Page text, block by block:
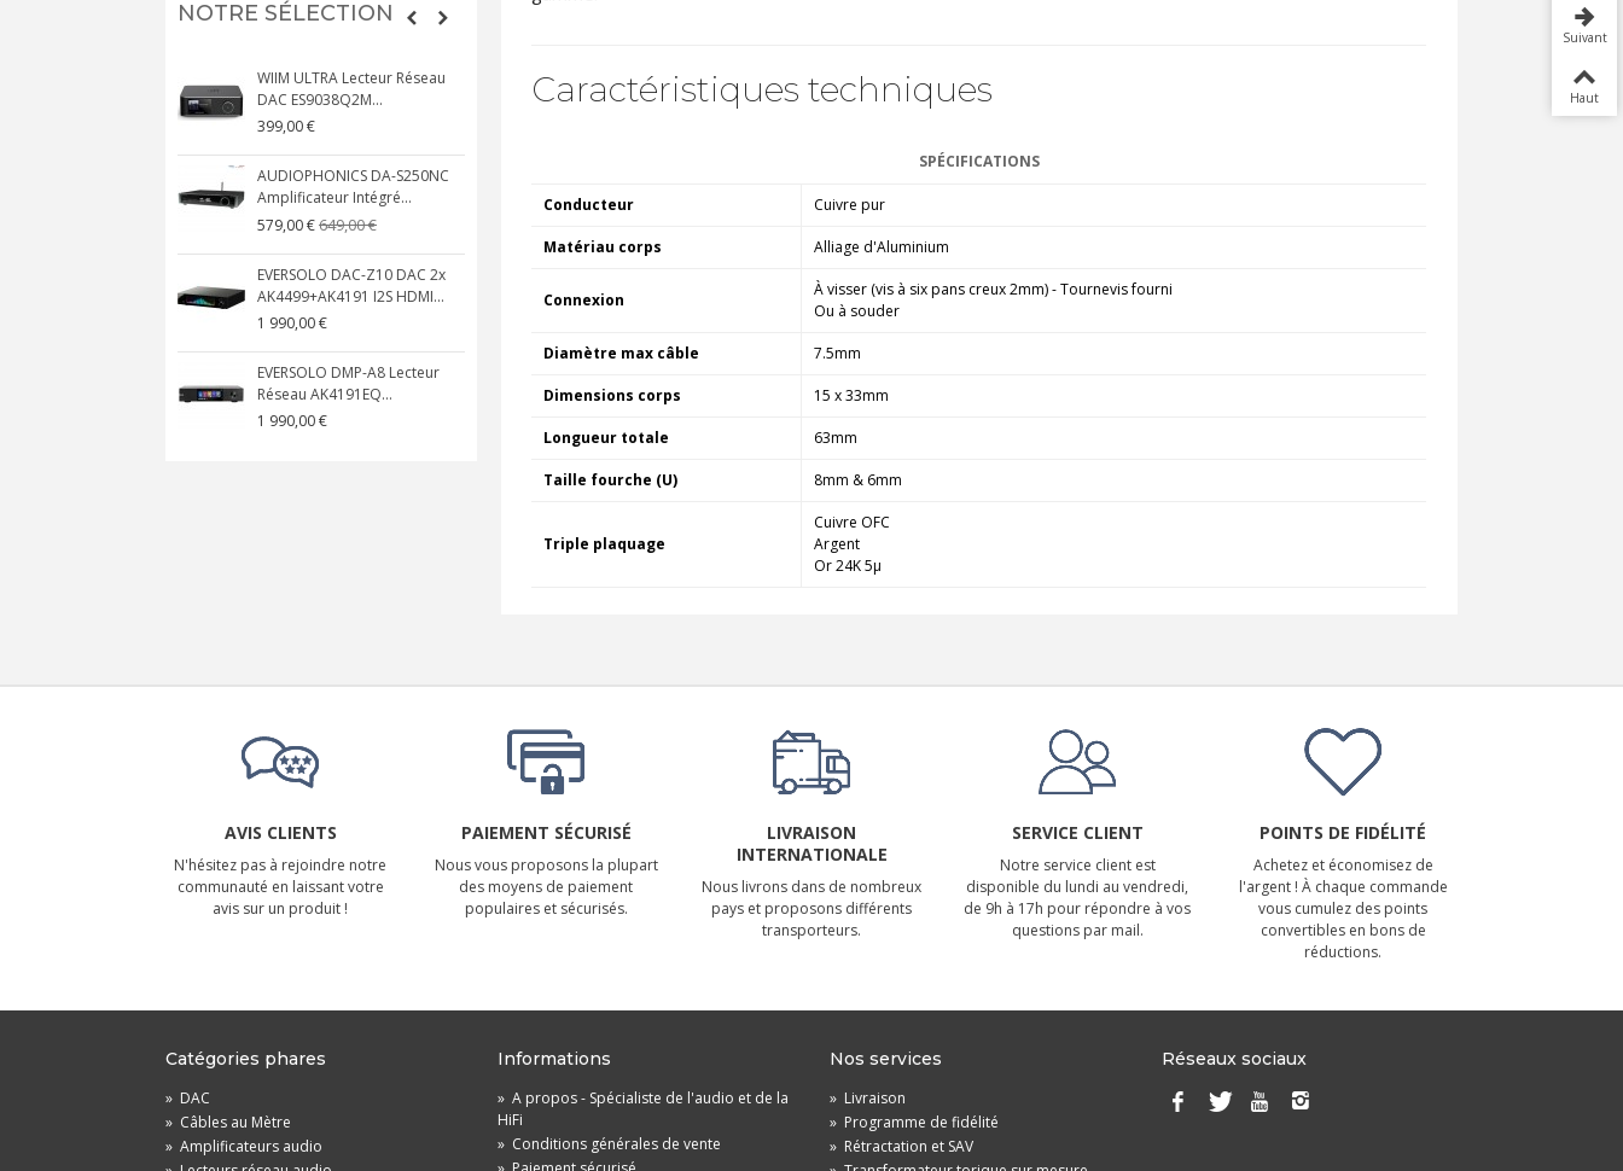
NOTRE SÉLECTION
WIIM ULTRA Lecteur Réseau
DAC ES9038Q2M...
399,00 €
AUDIOPHONICS DA-S250NC
Amplificateur Intégré...
579,00 €649,00 €
EVERSOLO DAC-Z10 DAC 2x
AK4499+AK4191 I2S HDMI...
1 990,00 €
EVERSOLO DMP-A8 Lecteur
Réseau AK4191EQ...
1 990,00 €
AUDIOPHONICS DAW-S250NC
Amplificateur Intégré...
CLOSED NOIRE Casque...
EDITION GEN 2 Lecteur...
Casque AK4191 +...
Caractéristiques techniques
SPÉCIFICATIONS
Conducteur Cuivre pur
Matériau corps Alliage d'Aluminium
Connexion
À visser (vis à six pans creux 2mm) - Tournevis fourni
Ou à souder
Diamètre max câble 7.5mm
Dimensions corps 15 x 33mm
Longueur totale 63mm
Taille fourche (U) 8mm & 6mm
Triple plaquage
Cuivre OFC
Argent
Or 24K 5µ
AVIS CLIENTS
N'hésitez pas à rejoindre notre
communauté en laissant votre
avis sur un produit !
PAIEMENT SÉCURISÉ
Nous vous proposons la plupart
des moyens de paiement
populaires et sécurisés.
LIVRAISON
INTERNATIONALE
Nous livrons dans de nombreux
pays et proposons différents
transporteurs.
SERVICE CLIENT
Notre service client est
disponible du lundi au vendredi,
de 9h à 17h pour répondre à vos
questions par mail.
POINTS DE FIDÉLITÉ
Achetez et économisez de
l'argent ! À chaque commande
vous cumulez des points
convertibles en bons de
réductions.
Catégories phares
» DAC
» Câbles au Mètre
» Amplificateurs audio
Informations
» A propos - Spécialiste de l'audio et de la
HiFi
» Conditions générales de vente
Nos services
» Livraison
» Programme de fidélité
» Rétractation et SAV
Réseaux sociaux
Suivant
Haut